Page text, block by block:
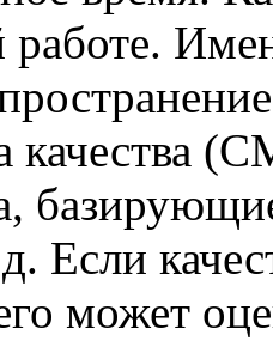
работе.
качества
Если
может